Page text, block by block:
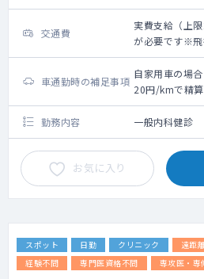
交通費
実費支給（上
が必要です※飛
慮いただいて
車通勤時の補足事項
自家用車の場
20円/kmで精
支給には領収
出が必要です
勤務内容 一般内科健診
お気に入り
スポット 日勤 クリニック 遠距
経験不問
専門医資格不問 専攻医・専